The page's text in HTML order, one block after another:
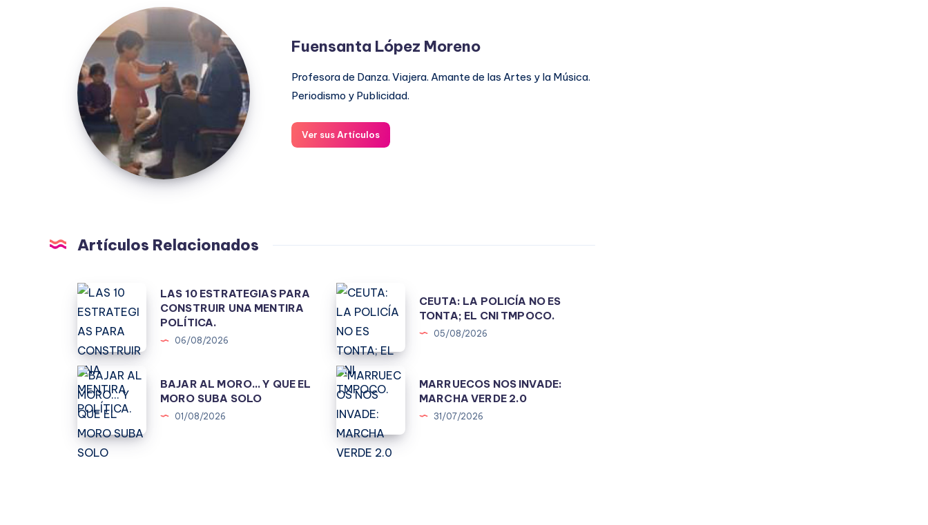
Fuensanta
López
Moreno
Fuensanta López Moreno
Profesora de Danza. Viajera. Amante de las Artes y la Música.
Periodismo y Publicidad.
Ver sus Artículos
Artículos Relacionados
LAS
10
ESTRATEGIAS
PARA
CONSTRUIR
UNA
MENTIRA
POLÍTICA.
LAS 10 ESTRATEGIAS PARA
CONSTRUIR UNA MENTIRA
POLÍTICA.
06/08/2026
CEUTA:
LA
POLICÍA
NO
ES
TONTA;
EL
CNI
TMPOCO.
CEUTA: LA POLICÍA NO ES
TONTA; EL CNI TMPOCO.
05/08/2026
BAJAR
AL
MORO…
Y
QUE
BAJAR AL MORO… Y QUE EL
MORO SUBA SOLO
01/08/2026
MARRUECOS
NOS
INVADE:
MARCHA
VERDE
MARRUECOS NOS INVADE:
MARCHA VERDE 2.0
31/07/2026